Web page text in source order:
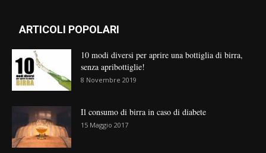
ARTICOLI POPOLARI
10 modi diversi per aprire una bottiglia di birra,
senza apribottiglie!
8 Novembre 2019
Il consumo di birra in caso di diabete
15 Maggio 2017